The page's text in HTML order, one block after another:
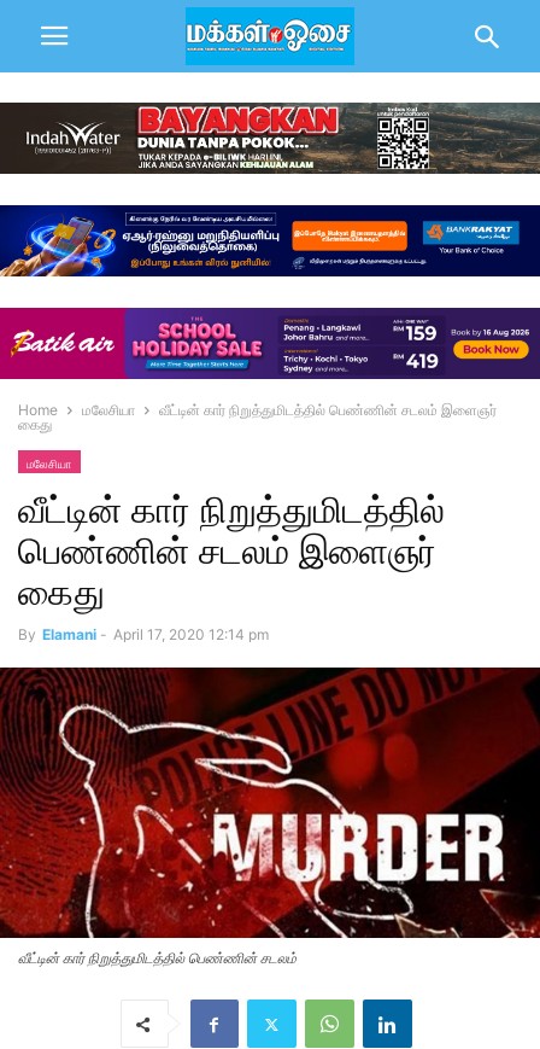
Home மலேசியா
வீட்டின் கார் நிறுத்துமிடத்தில் பெண்ணின் சடலம் இளைஞர்
கைது
மலேசியா
வீட்டின் கார் நிறுத்துமிடத்தில்
பெண்ணின் சடலம் இளைஞர்
கைது
By Elamani - April 17, 2020 12:14 pm
வீட்டின் கார் நிறுத்துமிடத்தில் பெண்ணின் சடலம்